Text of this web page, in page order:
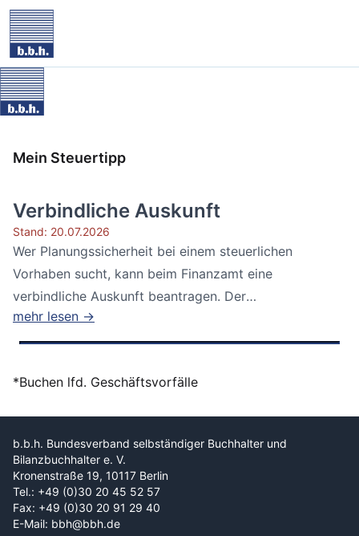
Mein Steuertipp
Verbindliche Auskunft
Stand: 20.07.2026
Wer Planungssicherheit bei einem steuerlichen
Vorhaben sucht, kann beim Finanzamt eine
verbindliche Auskunft beantragen. Der
Bundesfinanzhof...
mehr lesen →
*Buchen lfd. Geschäftsvorfälle
b.b.h. Bundesverband selbständiger Buchhalter und
Bilanzbuchhalter e. V.
Kronenstraße 19, 10117 Berlin
Tel.: +49 (0)30 20 45 52 57
Fax: +49 (0)30 20 91 29 40
E-Mail: bbh@bbh.de